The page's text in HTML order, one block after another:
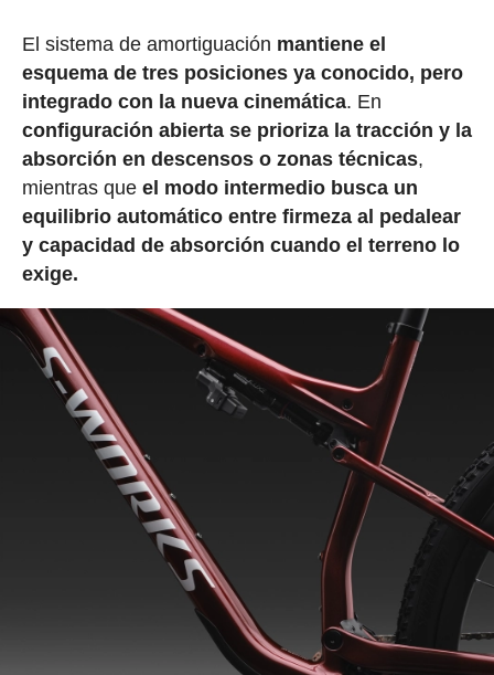
El sistema de amortiguación mantiene el
esquema de tres posiciones ya conocido, pero
integrado con la nueva cinemática. En
configuración abierta se prioriza la tracción y la
absorción en descensos o zonas técnicas,
mientras que el modo intermedio busca un
equilibrio automático entre firmeza al pedalear
y capacidad de absorción cuando el terreno lo
exige.